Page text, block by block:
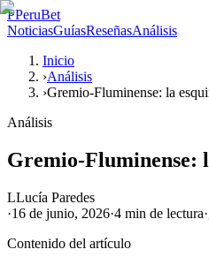
PPeruBet
NoticiasGuíasReseñasAnálisis
Inicio
›Análisis
›Gremio-Fluminense: la
Análisis
Gremio-Fluminense:
LLucía Paredes
·16 de junio, 2026·4 min de lectura·
Contenido del artículo